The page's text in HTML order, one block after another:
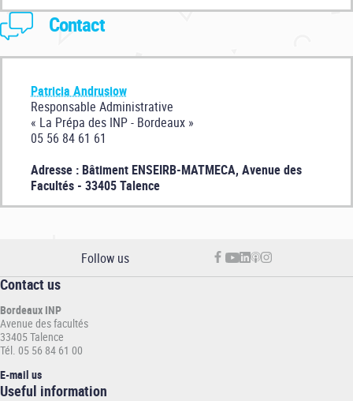
Contact
Patricia Andrusiow
Responsable Administrative
« La Prépa des INP - Bordeaux »
05 56 84 61 61
Adresse : Bâtiment ENSEIRB-MATMECA, Avenue des
Facultés - 33405 Talence
Follow us
Contact us
Bordeaux INP
Avenue des facultés
33405 Talence
Tél. 05 56 84 61 00
E-mail us
Informations
Useful information